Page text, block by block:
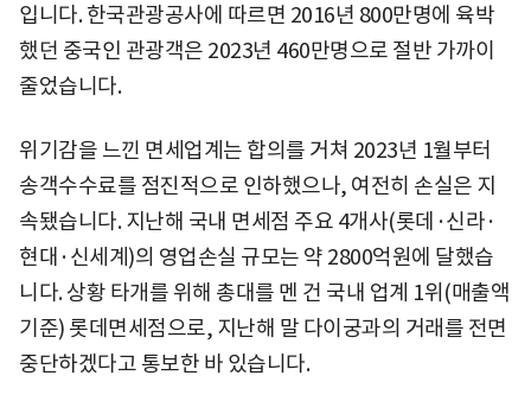
입니다. 한국관광공사에 따르면 2016년 800만명에 육박
했던 중국인 관광객은 2023년 460만명으로 절반 가까이
줄었습니다.
위기감을 느낀 면세업계는 합의를 거쳐 2023년 1월부터
송객수수료를 점진적으로 인하했으나, 여전히 손실은 지
속됐습니다. 지난해 국내 면세점 주요 4개사(롯데·신라·
현대·신세계)의 영업손실 규모는 약 2800억원에 달했습
니다. 상황 타개를 위해 총대를 멘 건 국내 업계 1위(매출액
기준) 롯데면세점으로, 지난해 말 다이궁과의 거래를 전면
중단하겠다고 통보한 바 있습니다.